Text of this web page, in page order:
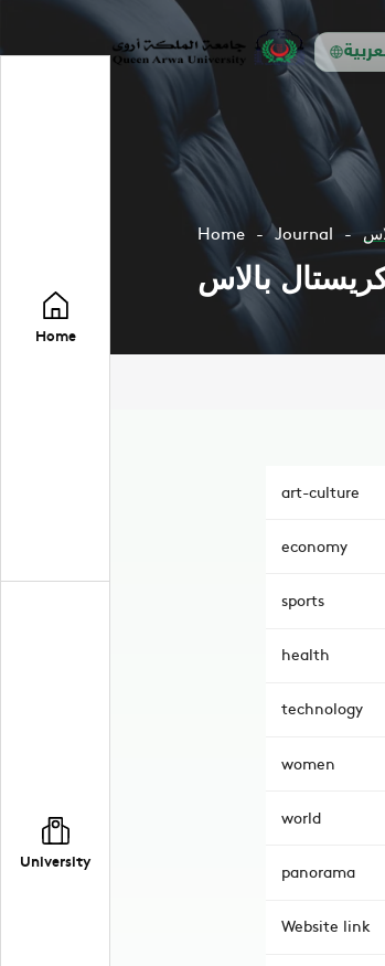
Home
University
Home Journal
بالاس
art-culture
economy
sports
health
technology
women
world
panorama
Website link